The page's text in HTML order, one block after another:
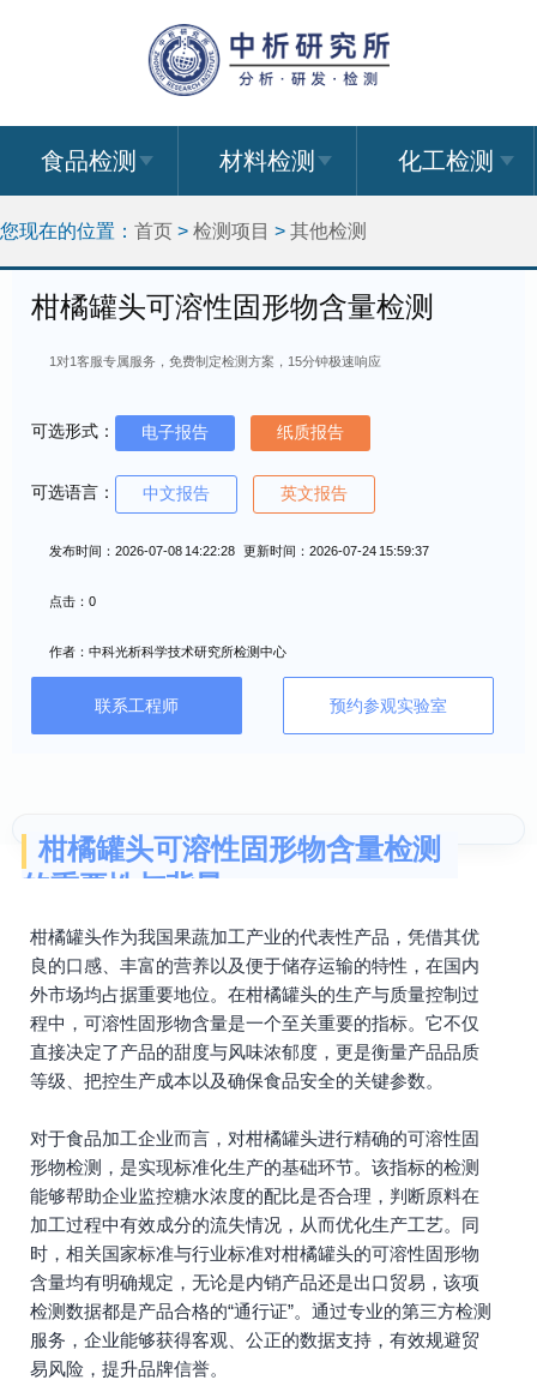
食品检测 材料检测 化工检测
您现在的位置： 首页 > 检测项目 > 其他检测
柑橘罐头可溶性固形物含量检测
1对1客服专属服务，免费制定检测方案，15分钟极速响应
可选形式： 电子报告 纸质报告
可选语言： 中文报告 英文报告
发布时间：2026-07-08 14:22:28 更新时间：2026-07-24 15:59:37
点击：0
作者：中科光析科学技术研究所检测中心
联系工程师 预约参观实验室
柑橘罐头可溶性固形物含量检测
的重要性与背景
柑橘罐头作为我国果蔬加工产业的代表性产品，凭借其优
良的口感、丰富的营养以及便于储存运输的特性，在国内
外市场均占据重要地位。在柑橘罐头的生产与质量控制过
程中，可溶性固形物含量是一个至关重要的指标。它不仅
直接决定了产品的甜度与风味浓郁度，更是衡量产品品质
等级、把控生产成本以及确保食品安全的关键参数。
对于食品加工企业而言，对柑橘罐头进行精确的可溶性固
形物检测，是实现标准化生产的基础环节。该指标的检测
能够帮助企业监控糖水浓度的配比是否合理，判断原料在
加工过程中有效成分的流失情况，从而优化生产工艺。同
时，相关国家标准与行业标准对柑橘罐头的可溶性固形物
含量均有明确规定，无论是内销产品还是出口贸易，该项
检测数据都是产品合格的“通行证”。通过专业的第三方检测
服务，企业能够获得客观、公正的数据支持，有效规避贸
易风险，提升品牌信誉。